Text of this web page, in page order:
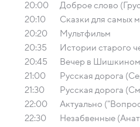
20:00
Доброе слово
20:10
Сказки для самых
20:20
Мультфильм
20:35
Истории старого
20:45
Вечер в Шишкином
21:00
Русская дорога
21:30
Русская дорога
22:00
Актуально
22:30
Незабвенные